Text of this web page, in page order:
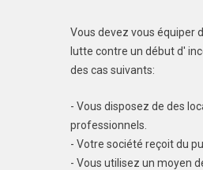
Vous devez vous équiper
lutte contre un début d'
des cas suivants:
- Vous disposez de des
professionnels.
- Votre société reçoit du
- Vous utilisez un moyen